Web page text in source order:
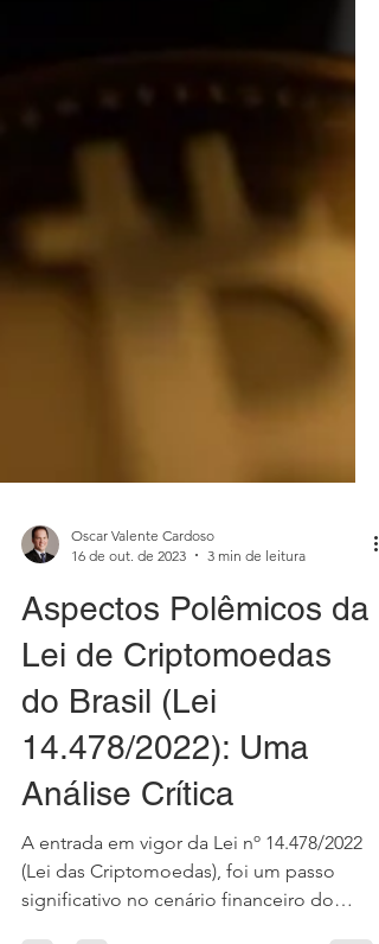
Oscar Valente Cardoso
16 de out. de 2023
3 min de leitura
Aspectos Polêmicos da
Lei de Criptomoedas
do Brasil (Lei
14.478/2022): Uma
Análise Crítica